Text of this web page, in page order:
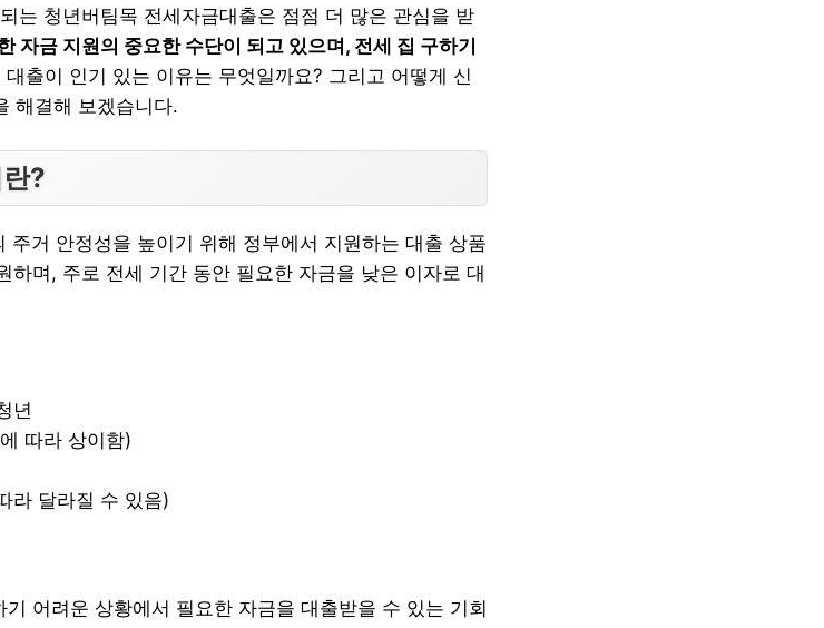
는 청년버팀목 전세자금대출은 점점 더 많은 관심을 받
자금 지원의 중요한 수단이 되고 있으며, 전세 집 구하기
대출이 인기 있는 이유는 무엇일까요? 그리고 어떻게 신
해결해 보겠습니다.
?
거 안정성을 높이기 위해 정부에서 지원하는 대출 상품
하며, 주로 전세 기간 동안 필요한 자금을 낮은 이자로 대
년
따라 상이함)
라 달라질 수 있음)
어려운 상황에서 필요한 자금을 대출받을 수 있는 기회